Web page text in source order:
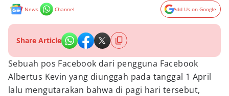
News Channel Add Us on Google
Share Article
Sebuah pos Facebook dari pengguna Facebook
Albertus Kevin yang diunggah pada tanggal 1 April
lalu mengutarakan bahwa di pagi hari tersebut,